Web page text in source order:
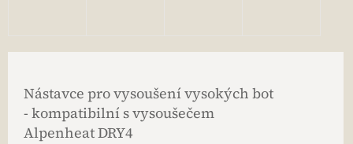
Nástavce pro vysoušení vysokých bot
- kompatibilní s vysoušečem
Alpenheat DRY4